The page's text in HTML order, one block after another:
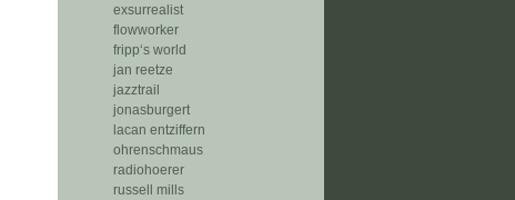
exsurrealist
flowworker
fripp‘s world
jan reetze
jazztrail
jonasburgert
lacan entziffern
ohrenschmaus
radiohoerer
russell mills